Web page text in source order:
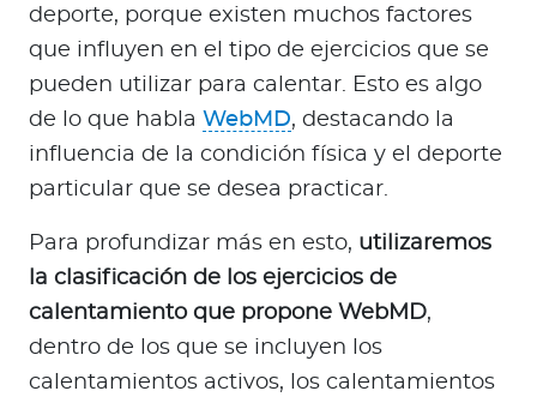
deporte, porque existen muchos factores
que influyen en el tipo de ejercicios que se
pueden utilizar para calentar. Esto es algo
de lo que habla WebMD, destacando la
influencia de la condición física y el deporte
particular que se desea practicar.
Para profundizar más en esto, utilizaremos
la clasificación de los ejercicios de
calentamiento que propone WebMD,
dentro de los que se incluyen los
calentamientos activos, los calentamientos